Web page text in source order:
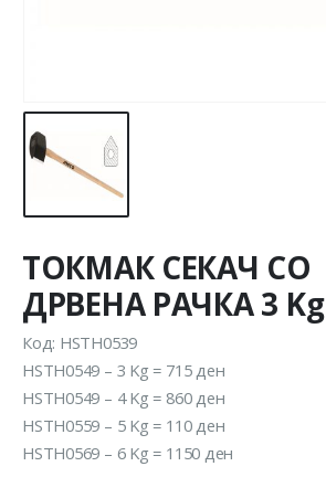
ТОКМАК СЕКАЧ СО
ДРВЕНА РАЧКА 3 Kg
Код: HSTH0539
HSTH0549 – 3 Kg = 715 ден
HSTH0549 – 4 Kg = 860 ден
HSTH0559 – 5 Kg = 110 ден
HSTH0569 – 6 Kg = 1150 ден